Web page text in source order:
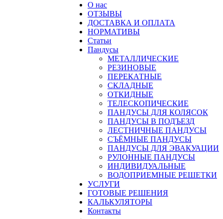
О нас
ОТЗЫВЫ
ДОСТАВКА И ОПЛАТА
НОРМАТИВЫ
Статьи
Пандусы
МЕТАЛЛИЧЕСКИЕ
РЕЗИНОВЫЕ
ПЕРЕКАТНЫЕ
СКЛАДНЫЕ
ОТКИДНЫЕ
ТЕЛЕСКОПИЧЕСКИЕ
ПАНДУСЫ ДЛЯ КОЛЯСОК
ПАНДУСЫ В ПОДЪЕЗД
ЛЕСТНИЧНЫЕ ПАНДУСЫ
CЪЁМНЫЕ ПАНДУСЫ
ПАНДУСЫ ДЛЯ ЭВАКУАЦИИ
РУЛОННЫЕ ПАНДУСЫ
ИНДИВИДУАЛЬНЫЕ
ВОДОПРИЕМНЫЕ РЕШЕТКИ
УСЛУГИ
ГОТОВЫЕ РЕШЕНИЯ
КАЛЬКУЛЯТОРЫ
Контакты